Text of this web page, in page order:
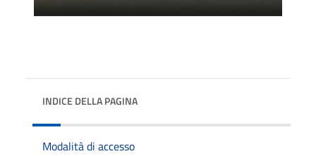
INDICE DELLA PAGINA
Modalità di accesso